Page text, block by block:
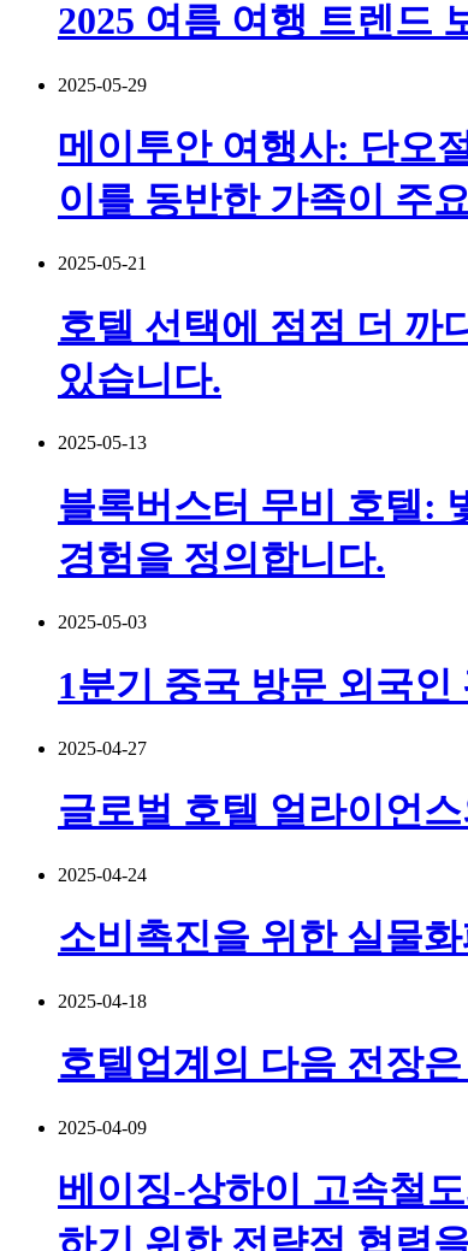
2025 여름 여행 트렌드
2025-05-29
메이투안 여행사: 단오
이를 동반한 가족이 주
2025-05-21
호텔 선택에 점점 더 까
있습니다.
2025-05-13
블록버스터 무비 호텔:
경험을 정의합니다.
2025-05-03
1분기 중국 방문 외국
2025-04-27
글로벌 호텔 얼라이언
2025-04-24
소비촉진을 위한 실물
2025-04-18
호텔업계의 다음 전장
2025-04-09
베이징-상하이 고속철